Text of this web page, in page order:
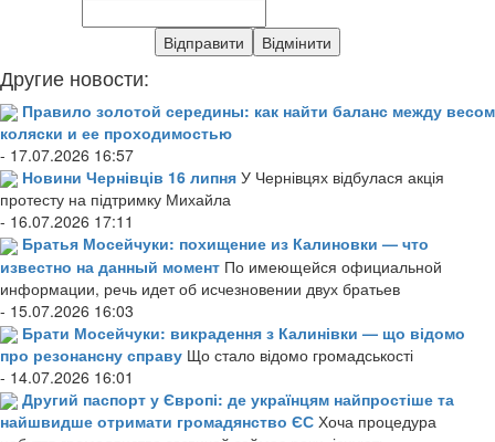
Другие новости:
Правило золотой середины: как найти баланс между весом
коляски и ее проходимостью
- 17.07.2026 16:57
Новини Чернівців 16 липня У Чернівцях відбулася акція
протесту на підтримку Михайла
- 16.07.2026 17:11
Братья Мосейчуки: похищение из Калиновки — что
известно на данный момент По имеющейся официальной
информации, речь идет об исчезновении двух братьев
- 15.07.2026 16:03
Брати Мосейчуки: викрадення з Калинівки — що відомо
про резонансну справу Що стало відомо громадськості
- 14.07.2026 16:01
Другий паспорт у Європі: де українцям найпростіше та
найшвидше отримати громадянство ЄС Хоча процедура